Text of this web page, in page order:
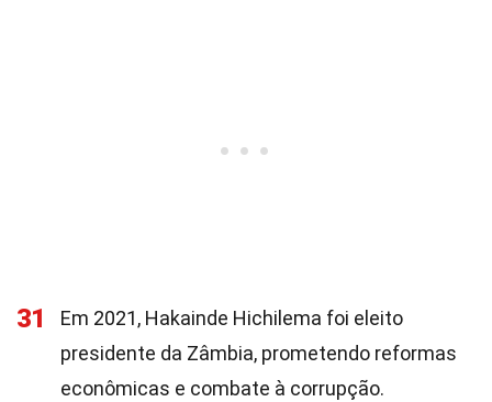
31
Em 2021, Hakainde Hichilema foi eleito
presidente da Zâmbia, prometendo reformas
econômicas e combate à corrupção.